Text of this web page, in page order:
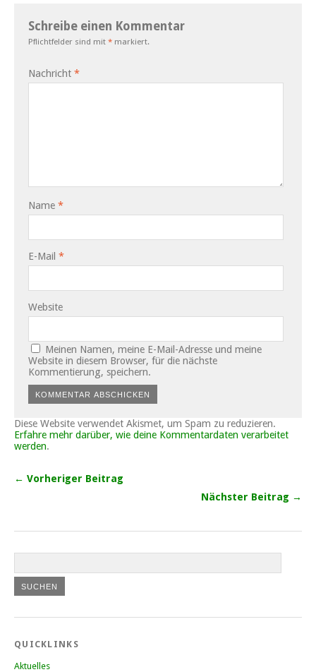
Schreibe einen Kommentar
Pflichtfelder sind mit * markiert.
Nachricht *
Name *
E-Mail *
Website
Meinen Namen, meine E-Mail-Adresse und meine
Website in diesem Browser, für die nächste
Kommentierung, speichern.
Diese Website verwendet Akismet, um Spam zu reduzieren.
Erfahre mehr darüber, wie deine Kommentardaten verarbeitet
werden.
← Vorheriger Beitrag
Nächster Beitrag →
QUICKLINKS
Aktuelles